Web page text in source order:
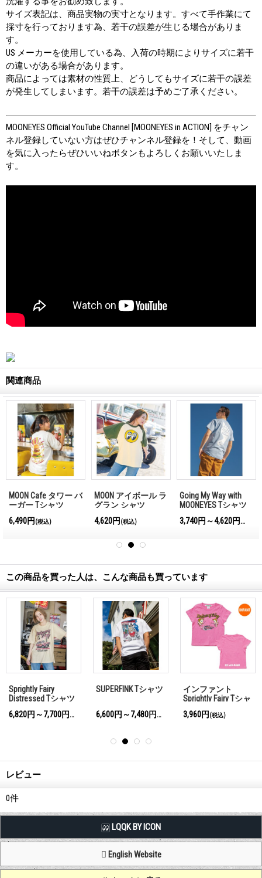
サイズ表記は、商品実物の実寸となります。すべて手作業にて
採寸を行っております為、若干の誤差が生じる場合がありま
す。
US メーカーを使用している為、入荷の時期によりサイズに若干
の違いがある場合があります。
商品によっては素材の性質上、どうしてもサイズに若干の誤差
が発生してしまいます。若干の誤差は予めご了承ください。
MOONEYES Official YouTube Channel [MOONEYES in ACTION] をチャン
ネル登録していない方はぜひチャンネル登録を！そして、動画
を気に入ったらぜひいいねボタンもよろしくお願いいたしま
す。
関連商品
MOON Cafe タワー バ
ーガー Tシャツ
6,490円(税込)
MOON アイボール ラ
グラン シャツ
4,620円(税込)
Going My Way with
MOONEYES Tシャツ
3,740円～4,620円
(税込)
この商品を買った人は、こんな商品も買っています
Sprightly Fairy
Distressed Tシャツ
6,820円～7,700円
(税込)
SUPERFINK Tシャツ
6,600円～7,480円
(税込)
インファント
Sprightly Fairy Tシャ
3,960円(税込)
レビュー
0件
LQQK BY ICON
English Website